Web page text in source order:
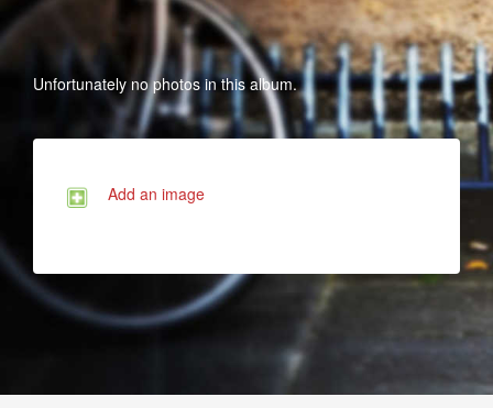
Unfortunately no photos in this album.
Add an image